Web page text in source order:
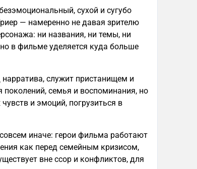
сухой и сугубо
— намеренно не давая зрителю
ни названия, ни темы, ни
в фильме уделяется куда больше
служит пристанищем и
семья и воспоминания, но
и эмоций, погрузиться в
иначе: герои фильма работают
как перед семейным кризисом,
вне ссор и конфликтов, для